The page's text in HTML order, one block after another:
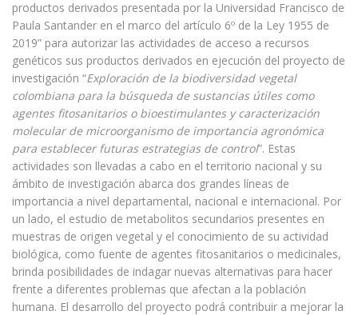
productos derivados presentada por la Universidad Francisco de
Paula Santander en el marco del artículo 6º de la Ley 1955 de
2019” para autorizar las actividades de acceso a recursos
genéticos sus productos derivados en ejecución del proyecto de
investigación “Exploración de la biodiversidad vegetal
colombiana para la búsqueda de sustancias útiles como
agentes fitosanitarios o bioestimulantes y caracterización
molecular de microorganismo de importancia agronómica
para establecer futuras estrategias de control”. Estas
actividades son llevadas a cabo en el territorio nacional y su
ámbito de investigación abarca dos grandes líneas de
importancia a nivel departamental, nacional e internacional. Por
un lado, el estudio de metabolitos secundarios presentes en
muestras de origen vegetal y el conocimiento de su actividad
biológica, como fuente de agentes fitosanitarios o medicinales,
brinda posibilidades de indagar nuevas alternativas para hacer
frente a diferentes problemas que afectan a la población
humana. El desarrollo del proyecto podrá contribuir a mejorar la